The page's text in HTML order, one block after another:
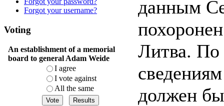
Forgot your username?
Voting
An establishment of a memorial
board to general Adam Weide
I agree
I vote against
All the same
данным
Литва. По
должен